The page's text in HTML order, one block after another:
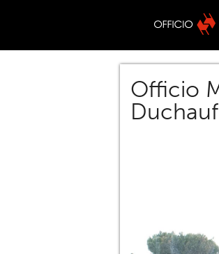
Officio